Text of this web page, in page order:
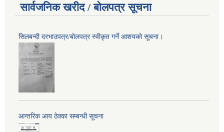
सार्वजनिक खरीद / बोलपत्र सूचना
सिलबन्दी दरभाउपत्र/बोलपत्र स्वीकृत गर्ने आशयको सूचना।
आन्तरिक आय ठेक्का सम्बन्धी सूचना